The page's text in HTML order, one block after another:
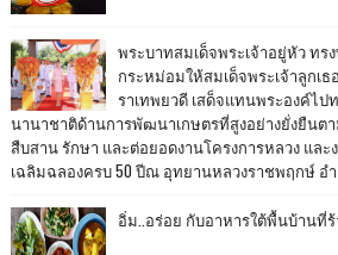
พระบาทสมเด็จพระเจ้าอยู่หัว ทร
กระหม่อมให้สมเด็จพระเจ้าลูกเ
ราเทพยวดี เสด็จแทนพระองค์ไป
นานาชาติด้านการพัฒนาเกษตรที่สูงอย่างยั่งยืนต
สืบสาน รักษา และต่อยอดงานโครงการหลวง และ
เฉลิมฉลองครบ 50 ปีณ อุทยานหลวงราชพฤกษ์ อำ
อิ่ม..อร่อย กับอาหารใต้พื้นบ้านที่